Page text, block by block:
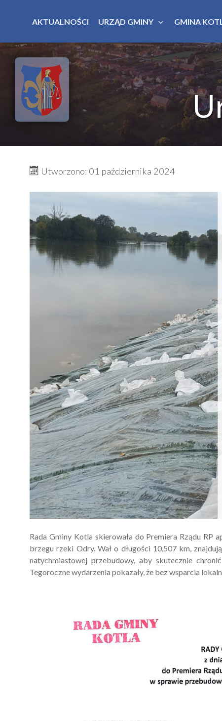
AKTUALNOŚCI URZĄD GMINY GMINA
Utworzono: 01 października 2024
Rada Gminy Kotla skierowała do Premiera Rządu RP
brzegu rzeki Odry. Wał o długości 10,507 km,
natychmiastowej przebudowy, aby skutecznie
Tegoroczne wydarzenia pokazały, że bez wsparcia